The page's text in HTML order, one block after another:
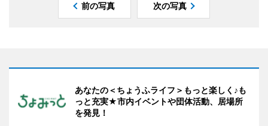
前の写真 次の写真
あなたの＜ちょうふライフ＞もっと楽しく♪も
っと充実★市内イベントや団体活動、居場所
を発見！